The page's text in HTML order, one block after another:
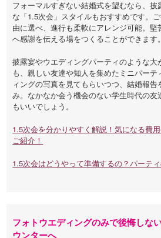
フォーマルすぎない結婚式を望むなら、披
な「1.5次会」スタイルもおすすめです。
由に選べ、進行も柔軟にアレンジ可能。堅
へ感謝を伝える場をつくることができます。
披露宴やウエディングパーティのような大
も、親しい友達や知人を集めたミニパー
ィングの写真を見てもらいつつ、結婚報
み。なかなか会う機会のない学生時代の
もいいでしょう。
1.5次会を分かりやすく解説！気になる費
ご紹介！
1.5次会はどうやって準備するの？パーテ
フォトウエディングのみで後悔しな
ウンターへ